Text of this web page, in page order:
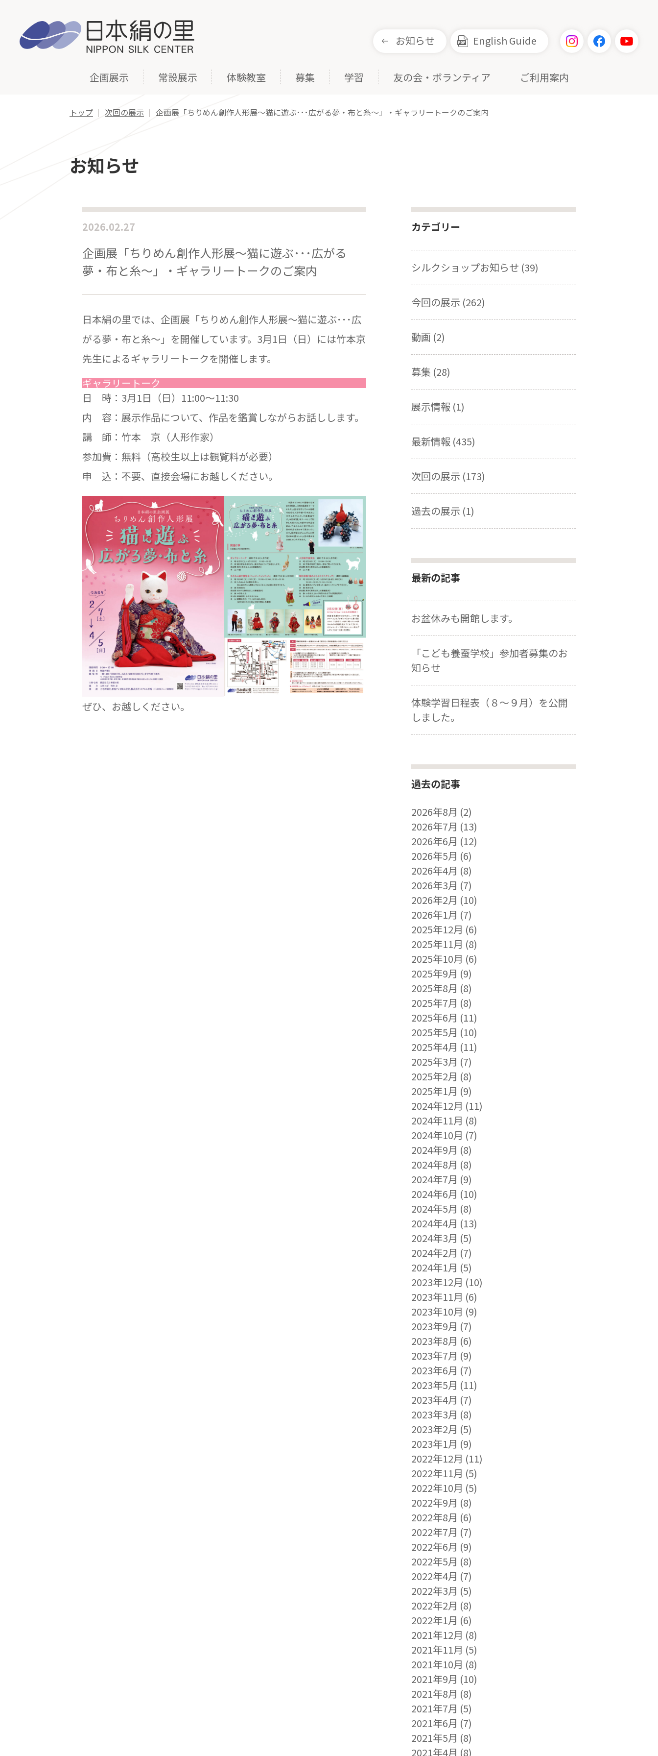
お知らせ English Guide
企画展示 常設展示 体験教室 募集 学習 友の会・ボランティア ご利用案内
トップ 次回の展示 企画展「ちりめん創作人形展～猫に遊ぶ･･･広がる夢・布と糸～」・ギャラリートークのご案内
お知らせ
2026.02.27
企画展「ちりめん創作人形展～猫に遊ぶ･･･広がる
夢・布と糸～」・ギャラリートークのご案内
日本絹の里では、企画展「ちりめん創作人形展～猫に遊ぶ･･･広
がる夢・布と糸～」を開催しています。3月1日（日）には竹本京
先生によるギャラリートークを開催します。
ギャラリートーク
日 時：3月1日（日）11:00～11:30
内 容：展示作品について、作品を鑑賞しながらお話しします。
講 師：竹本 京（人形作家）
参加費：無料（高校生以上は観覧料が必要）
申 込：不要、直接会場にお越しください。
ぜひ、お越しください。
カテゴリー
シルクショップお知らせ (39)
今回の展示 (262)
動画 (2)
募集 (28)
展示情報 (1)
最新情報 (435)
次回の展示 (173)
過去の展示 (1)
最新の記事
お盆休みも開館します。
「こども養蚕学校」参加者募集のお
知らせ
体験学習日程表（８～９月）を公開
しました。
過去の記事
2026年8月 (2)
2026年7月 (13)
2026年6月 (12)
2026年5月 (6)
2026年4月 (8)
2026年3月 (7)
2026年2月 (10)
2026年1月 (7)
2025年12月 (6)
2025年11月 (8)
2025年10月 (6)
2025年9月 (9)
2025年8月 (8)
2025年7月 (8)
2025年6月 (11)
2025年5月 (10)
2025年4月 (11)
2025年3月 (7)
2025年2月 (8)
2025年1月 (9)
2024年12月 (11)
2024年11月 (8)
2024年10月 (7)
2024年9月 (8)
2024年8月 (8)
2024年7月 (9)
2024年6月 (10)
2024年5月 (8)
2024年4月 (13)
2024年3月 (5)
2024年2月 (7)
2024年1月 (5)
2023年12月 (10)
2023年11月 (6)
2023年10月 (9)
2023年9月 (7)
2023年8月 (6)
2023年7月 (9)
2023年6月 (7)
2023年5月 (11)
2023年4月 (7)
2023年3月 (8)
2023年2月 (5)
2023年1月 (9)
2022年12月 (11)
2022年11月 (5)
2022年10月 (5)
2022年9月 (8)
2022年8月 (6)
2022年7月 (7)
2022年6月 (9)
2022年5月 (8)
2022年4月 (7)
2022年3月 (5)
2022年2月 (8)
2022年1月 (6)
2021年12月 (8)
2021年11月 (5)
2021年10月 (8)
2021年9月 (10)
2021年8月 (8)
2021年7月 (5)
2021年6月 (7)
2021年5月 (8)
2021年4月 (8)